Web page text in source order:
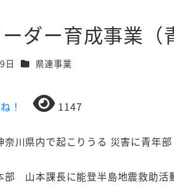
ダー育成事業（
日 カテゴリー
県連事業
！ 1147
川県内で起こりうる 災害に青年
部 山本課長に能登半島地震救助活